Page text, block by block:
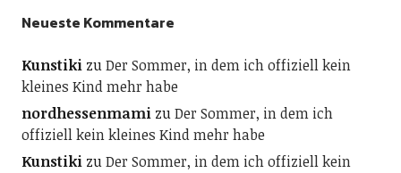
Neueste Kommentare
KunstikizuDer Sommer, in dem ich offiziell kein
kleines Kind mehr habe
nordhessenmamizuDer Sommer, in dem ich
offiziell kein kleines Kind mehr habe
KunstikizuDer Sommer, in dem ich offiziell kein